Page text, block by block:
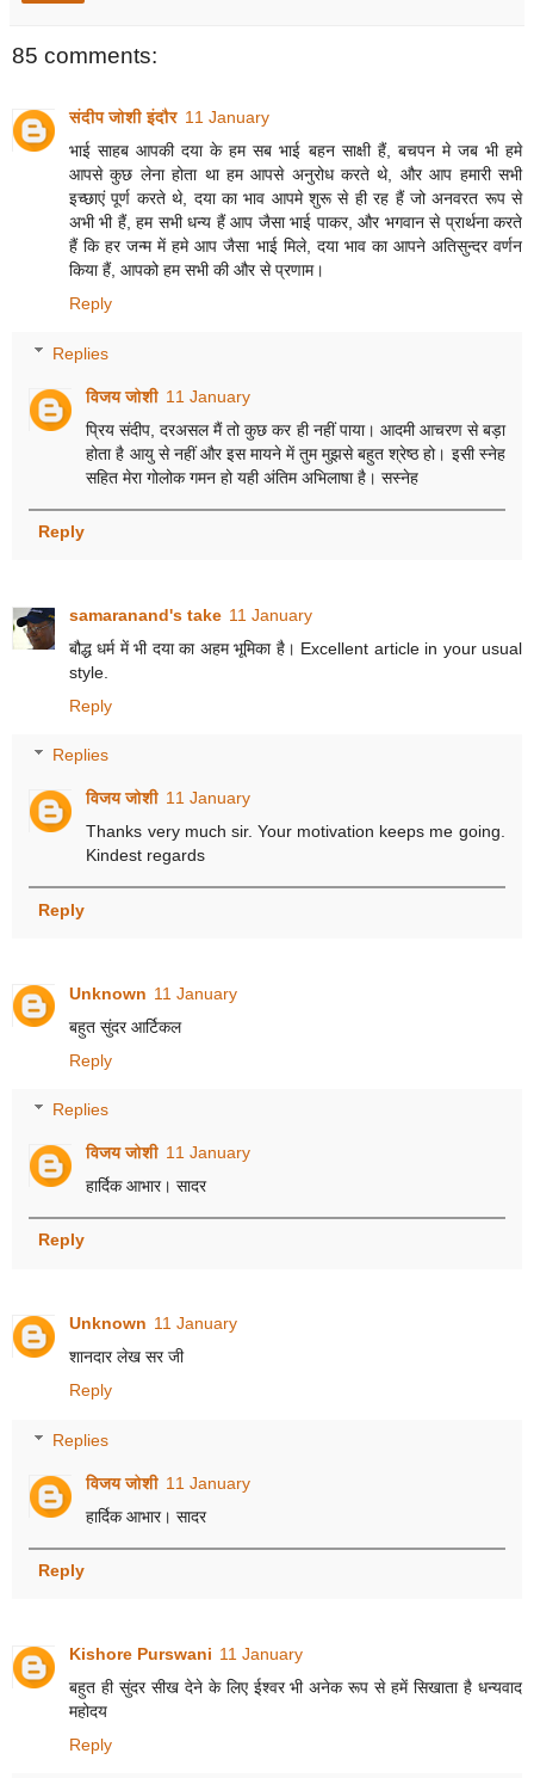
85 comments:
संदीप जोशी इंदौर 11 January
भाई साहब आपकी दया के हम सब भाई बहन साक्षी हैं, बचपन मे जब भी हमे
आपसे कुछ लेना होता था हम आपसे अनुरोध करते थे, और आप हमारी सभी
इच्छाएं पूर्ण करते थे, दया का भाव आपमे शुरू से ही रह हैं जो अनवरत रूप से
अभी भी हैं, हम सभी धन्य हैं आप जैसा भाई पाकर, और भगवान से प्रार्थना करते
हैं कि हर जन्म में हमे आप जैसा भाई मिले, दया भाव का आपने अतिसुन्दर वर्णन
किया हैं, आपको हम सभी की और से प्रणाम।
Reply
Replies
विजय जोशी 11 January
प्रिय संदीप, दरअसल मैं तो कुछ कर ही नहीं पाया। आदमी आचरण से बड़ा
होता है आयु से नहीं और इस मायने में तुम मुझसे बहुत श्रेष्ठ हो। इसी स्नेह
सहित मेरा गोलोक गमन हो यही अंतिम अभिलाषा है। सस्नेह
Reply
samaranand's take 11 January
बौद्ध धर्म में भी दया का अहम भूमिका है। Excellent article in your usual
style.
Reply
Replies
विजय जोशी 11 January
Thanks very much sir. Your motivation keeps me going.
Kindest regards
Reply
Unknown 11 January
बहुत सुंदर आर्टिकल
Reply
Replies
विजय जोशी 11 January
हार्दिक आभार। सादर
Reply
Unknown 11 January
शानदार लेख सर जी
Reply
Replies
विजय जोशी 11 January
हार्दिक आभार। सादर
Reply
Kishore Purswani 11 January
बहुत ही सुंदर सीख देने के लिए ईश्वर भी अनेक रूप से हमें सिखाता है धन्यवाद
महोदय
Reply